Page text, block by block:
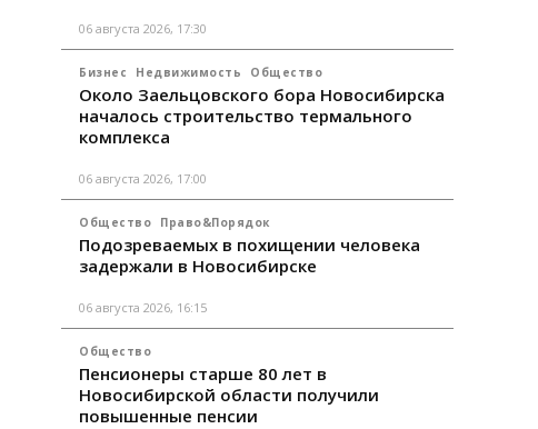
06 августа 2026, 17:30
Бизнес Недвижимость Общество
Около Заельцовского бора Новосибирска
началось строительство термального
комплекса
06 августа 2026, 17:00
Общество Право&Порядок
Подозреваемых в похищении человека
задержали в Новосибирске
06 августа 2026, 16:15
Общество
Пенсионеры старше 80 лет в
Новосибирской области получили
повышенные пенсии